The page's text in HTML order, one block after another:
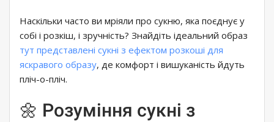
Наскільки часто ви мріяли про сукню, яка поєднує у
собі і розкіш, і зручність? Знайдіть ідеальний образ
тут представлені сукні з ефектом розкоші для
яскравого образу, де комфорт і вишуканість йдуть
пліч-о-пліч.
🌼 Розуміння сукні з